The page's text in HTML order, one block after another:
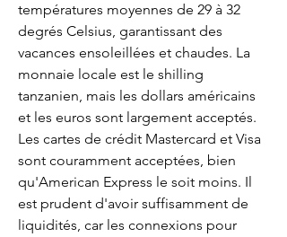
températures moyennes de 29 à 32
degrés Celsius, garantissant des
vacances ensoleillées et chaudes. La
monnaie locale est le shilling
tanzanien, mais les dollars américains
et les euros sont largement acceptés.
Les cartes de crédit Mastercard et Visa
sont couramment acceptées, bien
qu'American Express le soit moins. Il
est prudent d'avoir suffisamment de
liquidités, car les connexions pour